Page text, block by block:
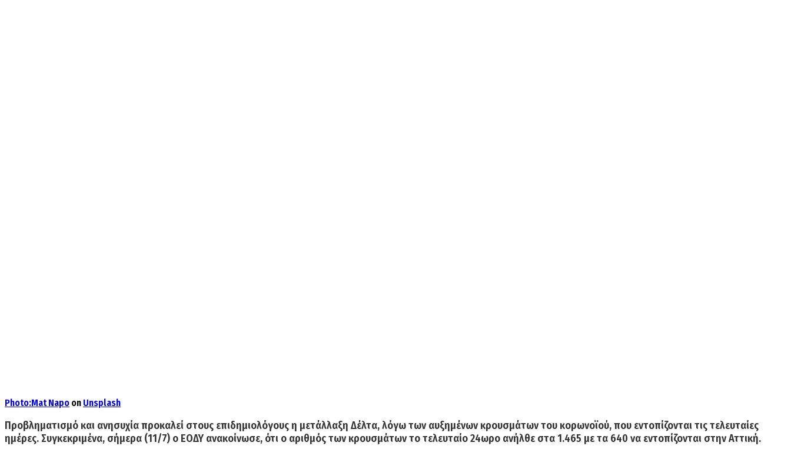
Photo:Mat Napo on Unsplash
Προβληματισμό και ανησυχία προκαλεί στους επιδημιολόγους η μετάλλαξη Δέλτα, λόγω των αυξημένων κρουσμάτων του κορωνοϊού, που εντοπίζονται τις τελευταίες
ημέρες. Συγκεκριμένα, σήμερα (11/7) ο ΕΟΔΥ ανακοίνωσε, ότι ο αριθμός των κρουσμάτωντο τελευταίο 24ωρο ανήλθε στα 1.465 με τα 640 να εντοπίζονται στην Αττική.